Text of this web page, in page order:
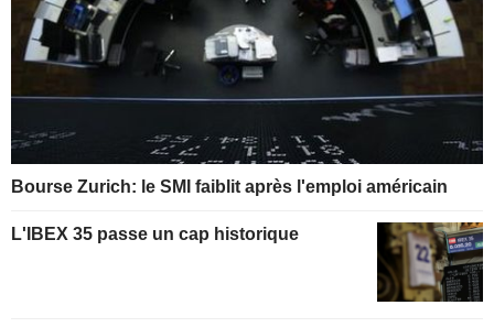
Bourse Zurich: le SMI faiblit après l'emploi américain
L'IBEX 35 passe un cap historique